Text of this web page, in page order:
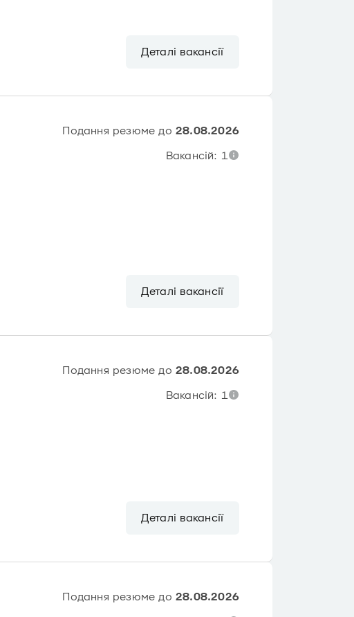
Деталі вакансії
Подання резюме до 28.08.2026
Вакансій: 1
Деталі вакансії
Подання резюме до 28.08.2026
Вакансій: 1
Деталі вакансії
Подання резюме до 28.08.2026